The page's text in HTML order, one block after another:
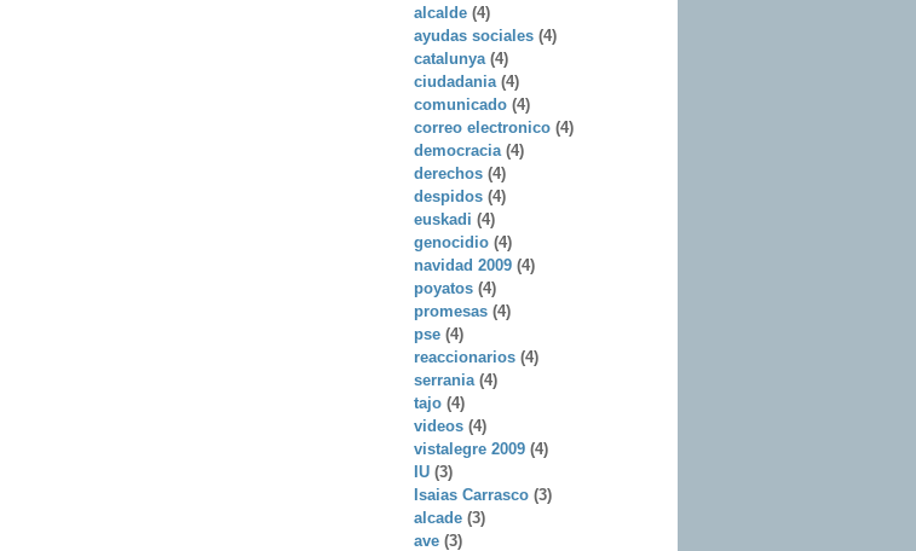
alcalde (4)
ayudas sociales (4)
catalunya (4)
ciudadania (4)
comunicado (4)
correo electronico (4)
democracia (4)
derechos (4)
despidos (4)
euskadi (4)
genocidio (4)
navidad 2009 (4)
poyatos (4)
promesas (4)
pse (4)
reaccionarios (4)
serrania (4)
tajo (4)
videos (4)
vistalegre 2009 (4)
IU (3)
Isaias Carrasco (3)
alcade (3)
ave (3)